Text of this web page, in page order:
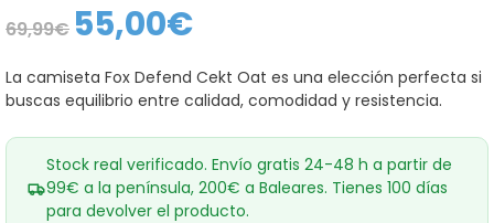
69,99€
El
precio
era:
69,99€.
55,00€El
precio
es:
55,00€.
La camiseta Fox Defend Cekt Oat es una elección perfecta si
buscas equilibrio entre calidad, comodidad y resistencia.
Stock real verificado. Envío gratis 24-48 h a partir de
99€ a la península, 200€ a Baleares. Tienes 100 días
para devolver el producto.